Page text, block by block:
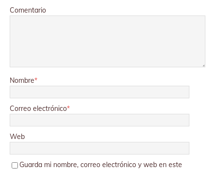
Comentario
Nombre*
Correo electrónico*
Web
Guarda mi nombre, correo electrónico y web en este